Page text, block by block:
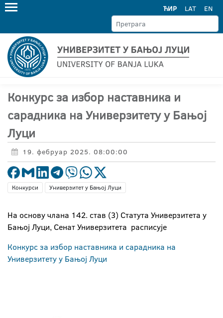
ЋИР LAT EN
Конкурс за избор наставника и
сарадника на Универзитету у Бањој
Луци
19. фебруар 2025. 08:00:00
Конкурси Универзитет у Бањој Луци
На основу члана 142. став (3) Статута Универзитета у
Бањој Луци, Сенат Универзитета расписује
Конкурс за избор наставника и сарадника на
Универзитету у Бањој Луци